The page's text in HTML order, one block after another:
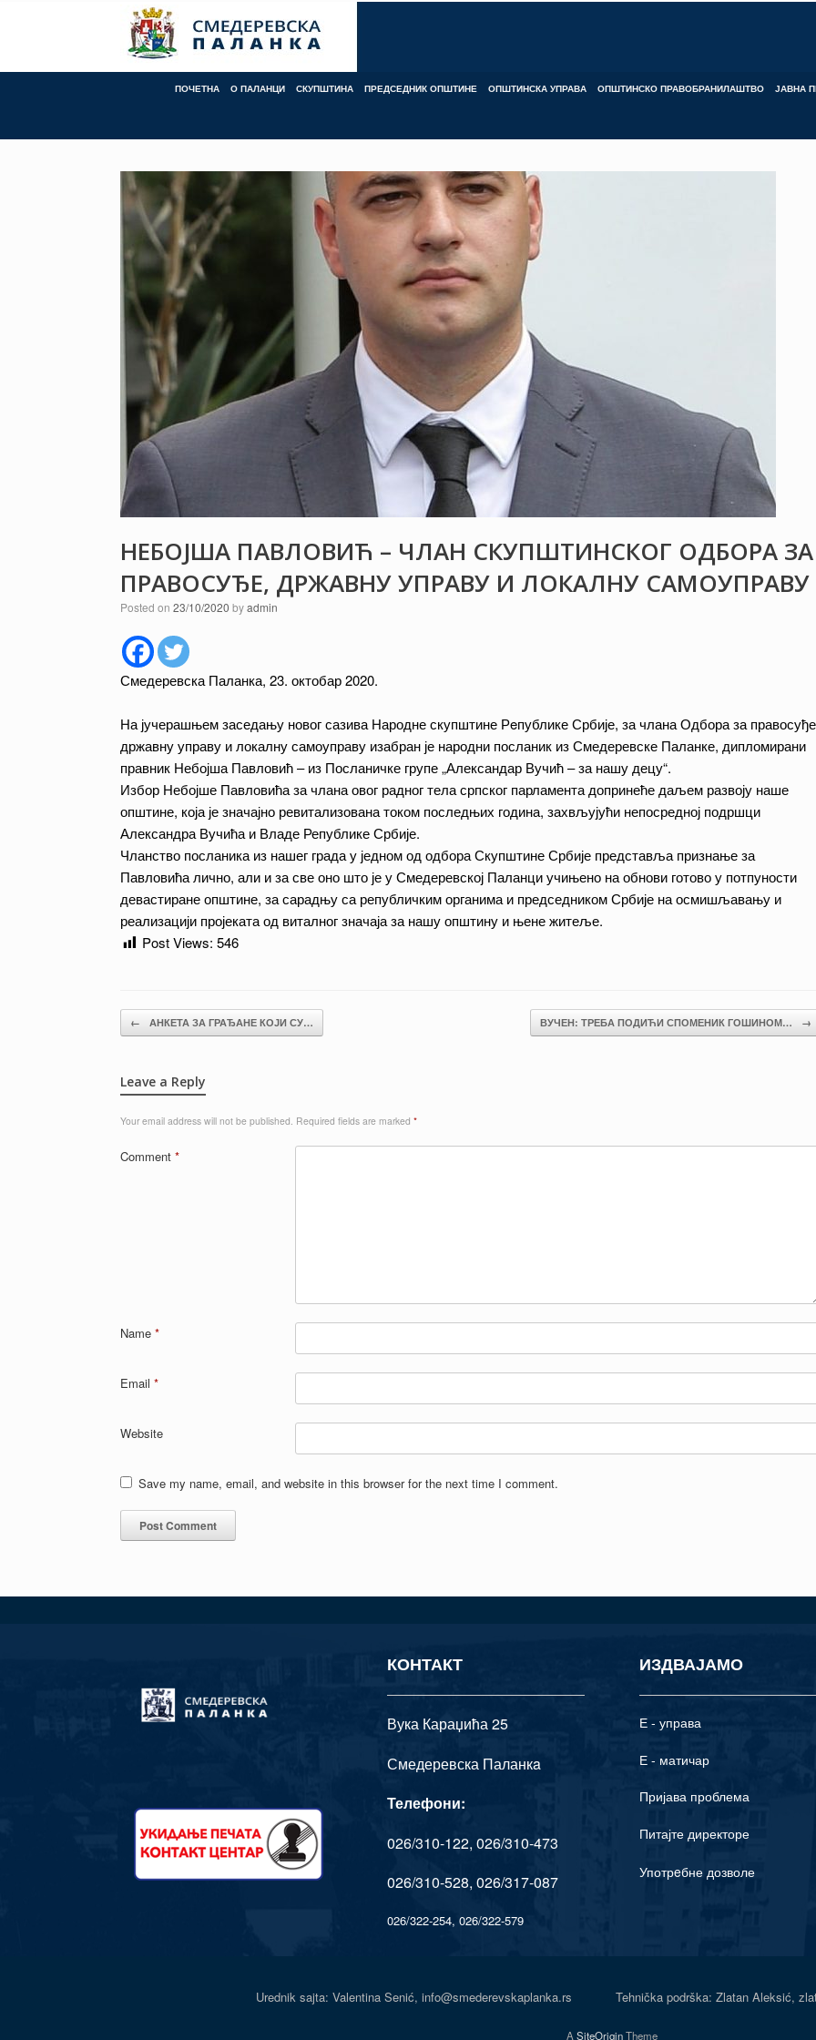
ПОЧЕТНА О ПАЛАНЦИ СКУПШТИНА ПРЕДСЕДНИК ОПШТИНЕ ОПШТИНСКА УПРАВА ОПШТИНСКО ПРАВОБРАНИЛАШТВО ЈАВНА
НЕБОЈША ПАВЛОВИЋ – ЧЛАН СКУПШТИНСКОГ ОДБОРА ЗА
ПРАВОСУЂЕ, ДРЖАВНУ УПРАВУ И ЛОКАЛНУ САМОУПРАВУ
Posted on 23/10/2020 byadmin
Смедеревска Паланка, 23. октобар 2020.
На јучерашњем заседању новог сазива Народне скупштине Рeпублике Србије, за члана Одбора за
државну управу и локалну самоуправу изабран је народни посланик из Смедеревске Паланке, дипломирани
правник Небојша Павловић – из Посланичке групе „Александар Вучић – за нашу децу“.
Избор Небојше Павловића за члана овог радног тела српског парламента допринеће даљем развоју наше
општине, која је значајно ревитализована током последњих година, захвљујући непосредној подршци
Александра Вучића и Владе Републике Србије.
Чланство посланика из нашег града у једном од одбора Скупштине Србије представља признање за
Павловића лично, али и за све оно што је у Смедеревској Паланци учињено на обнови готово у потпуности
девастиране општине, за сарадњу са републичким органима и председником Србије на осмишљавању и
реализацији пројеката од виталног значаја за нашу општину и њене житеље.
Post Views: 546
Post navigation
← АНКЕТА ЗА ГРАЂАНЕ КОЈИ СУ… ВУЧЕН: ТРЕБА ПОДИЋИ СПОМЕНИК ГОШИНОМ… →
Leave a Reply
Your email address will not be published. Required fields are marked *
Comment *
Name *
Email *
Website
Save my name, email, and website in this browser for the next time I comment.
КОНТАКТ
Вука Караџића 25
Смедеревска Паланкa
Телефони:
026/310-122, 026/310-473
026/310-528, 026/317-087
026/322-254, 026/322-579
ИЗДВАЈАМО
Е - управа
Е - матичар
Пријава проблема
Питајте директоре
Употрeбне дозволе
Urednik sajta: Valentina Senić, info@smederevskaplanka.rs Tehnička podrška: Zlatan Aleksić,
A SiteOriginTheme